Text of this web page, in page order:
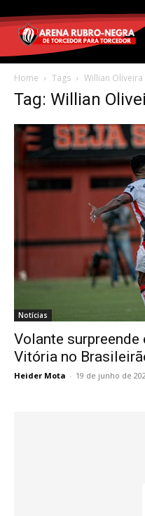
Home Tags Willian Oliveira
Tag: Willian
Notícias
Volante
Vitória no
Heider Mota - 19 de junho de